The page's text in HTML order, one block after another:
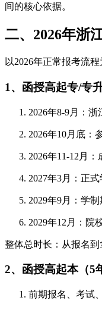
间的核心依据。
二、2026年浙
以2026年正常报考流
1、函授高起专/专
2026年8-9月：
2026年10月底：
2026年11-12月
2027年3月：正
2029年9月：学
2029年12月：院
整体总时长：从报名到
2、函授高起本（5
前期报名、考试